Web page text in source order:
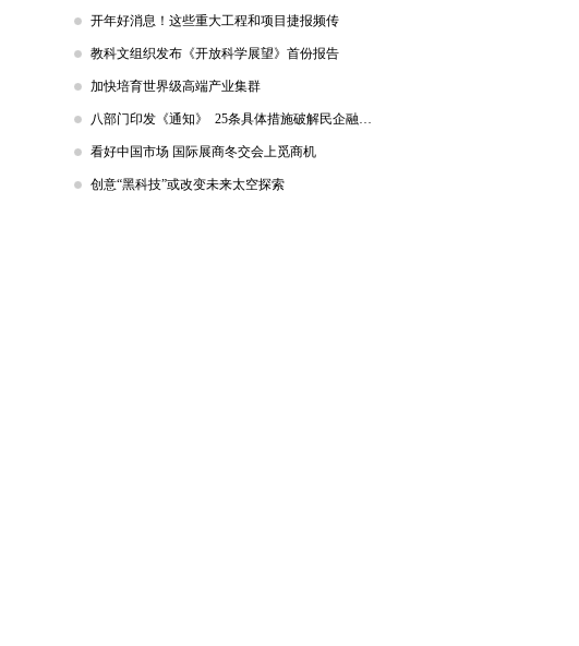
开年好消息！这些重大工程和项目捷报频传
教科文组织发布《开放科学展望》首份报告
加快培育世界级高端产业集群
八部门印发《通知》 25条具体措施破解民企融资难题
看好中国市场 国际展商冬交会上觅商机
创意“黑科技”或改变未来太空探索